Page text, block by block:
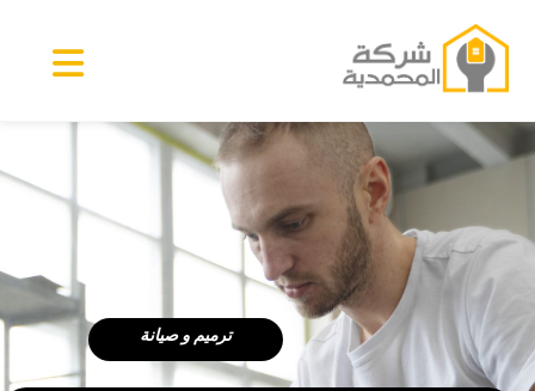
ترميم و صيانة